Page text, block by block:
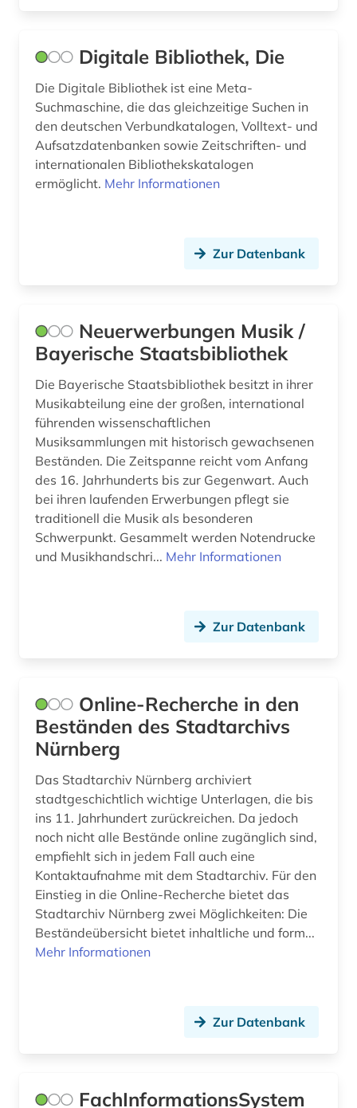
ddr (4)
ddr&gt (1)
deckenmalerei (1)
denkmalamt (1)
denkmalpflege (1)
deportation (1)
depotfund (1)
designerin (1)
dessau (1)
deutsch (1)
deutsch-deutsche beziehungen (1)
deutsche sporthochschule köln (1)
deutscher alpenverein (1)
deutsches historisches museum (1)
deutsches liturgisches institut (1)
deutsches reich (1)
deutsches sprachgebiet (1)
deutschland (30)
deutschland &lt (1)
dichter (1)
Digitale Bibliothek, Die
Die Digitale Bibliothek ist eine Meta-
Suchmaschine, die das gleichzeitige Suchen in
den deutschen Verbundkatalogen, Volltext- und
Aufsatzdatenbanken sowie Zeitschriften- und
internationalen Bibliothekskatalogen
ermöglicht. Mehr Informationen
Zur Datenbank
Neuerwerbungen Musik /
Bayerische Staatsbibliothek
Die Bayerische Staatsbibliothek besitzt in ihrer
Musikabteilung eine der großen, international
führenden wissenschaftlichen
Musiksammlungen mit historisch gewachsenen
Beständen. Die Zeitspanne reicht vom Anfang
des 16. Jahrhunderts bis zur Gegenwart. Auch
bei ihren laufenden Erwerbungen pflegt sie
traditionell die Musik als besonderen
Schwerpunkt. Gesammelt werden Notendrucke
und Musikhandschri... Mehr Informationen
Zur Datenbank
Online-Recherche in den
Beständen des Stadtarchivs
Nürnberg
Das Stadtarchiv Nürnberg archiviert
stadtgeschichtlich wichtige Unterlagen, die bis
ins 11. Jahrhundert zurückreichen. Da jedoch
noch nicht alle Bestände online zugänglich sind,
empfiehlt sich in jedem Fall auch eine
Kontaktaufnahme mit dem Stadtarchiv. Für den
Einstieg in die Online-Recherche bietet das
Stadtarchiv Nürnberg zwei Möglichkeiten: Die
Beständeübersicht bietet inhaltliche und form...
Mehr Informationen
Zur Datenbank
FachInformationsSystem